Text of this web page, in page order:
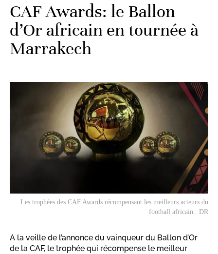
CAF Awards: le Ballon
d’Or africain en tournée à
Marrakech
Les trophées des CAF Awards récompensant les meilleurs acteurs du
football africain.. DR
A la veille de l’annonce du vainqueur du Ballon d’Or
de la CAF, le trophée qui récompense le meilleur